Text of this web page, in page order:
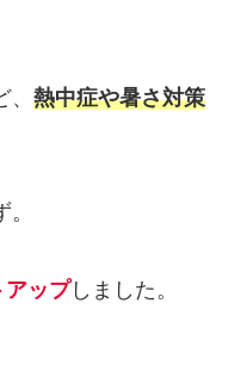
熱中症や暑さ対策
アップしました。